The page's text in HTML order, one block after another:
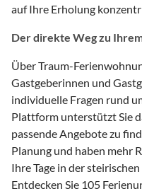
auf Ihre Erholung
Der direkte Weg zu
Über Traum-
Gastgeberinnen und
individuelle Fragen rund
Plattform unterstützt Sie
passende Angebote zu
Planung und haben mehr
Ihre Tage in der
Entdecken Sie 105